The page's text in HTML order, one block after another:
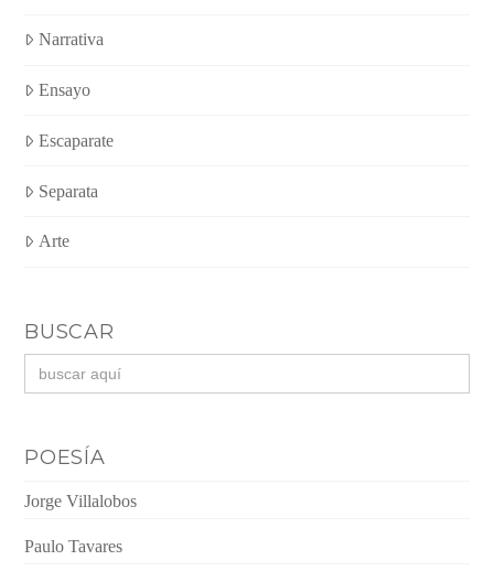
Narrativa
Ensayo
Escaparate
Separata
Arte
BUSCAR
Buscar:
POESÍA
Jorge Villalobos
Paulo Tavares